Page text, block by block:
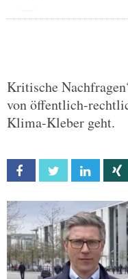
Kritische
von öffentlich-
Klima-Kleber geht.
Facebook Twitter Linkedin